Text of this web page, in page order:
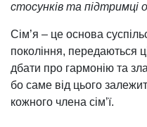
стосунків та підтримці
Сім’я – це основа
покоління, передаються
дбати про гармонію та
бо саме від цього
кожного члена сім’ї.